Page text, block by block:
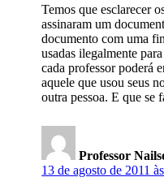
Temos que esclarecer
assinaram um
documento com uma
usadas ilegalmente
cada professor poderá
aquele que usou seus
outra pessoa. E que se
Professor
13 de agosto de 2011